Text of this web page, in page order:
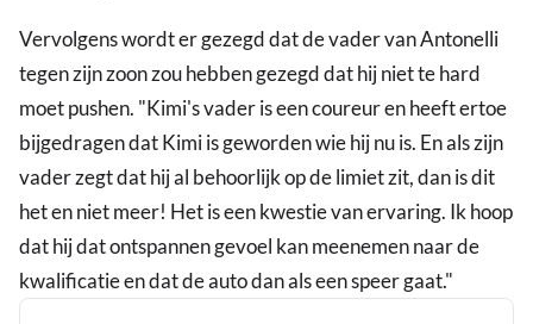
Vervolgens wordt er gezegd dat de vader van Antonelli
tegen zijn zoon zou hebben gezegd dat hij niet te hard
moet pushen. "Kimi's vader is een coureur en heeft ertoe
bijgedragen dat Kimi is geworden wie hij nu is. En als zijn
vader zegt dat hij al behoorlijk op de limiet zit, dan is dit
het en niet meer! Het is een kwestie van ervaring. Ik hoop
dat hij dat ontspannen gevoel kan meenemen naar de
kwalificatie en dat de auto dan als een speer gaat."